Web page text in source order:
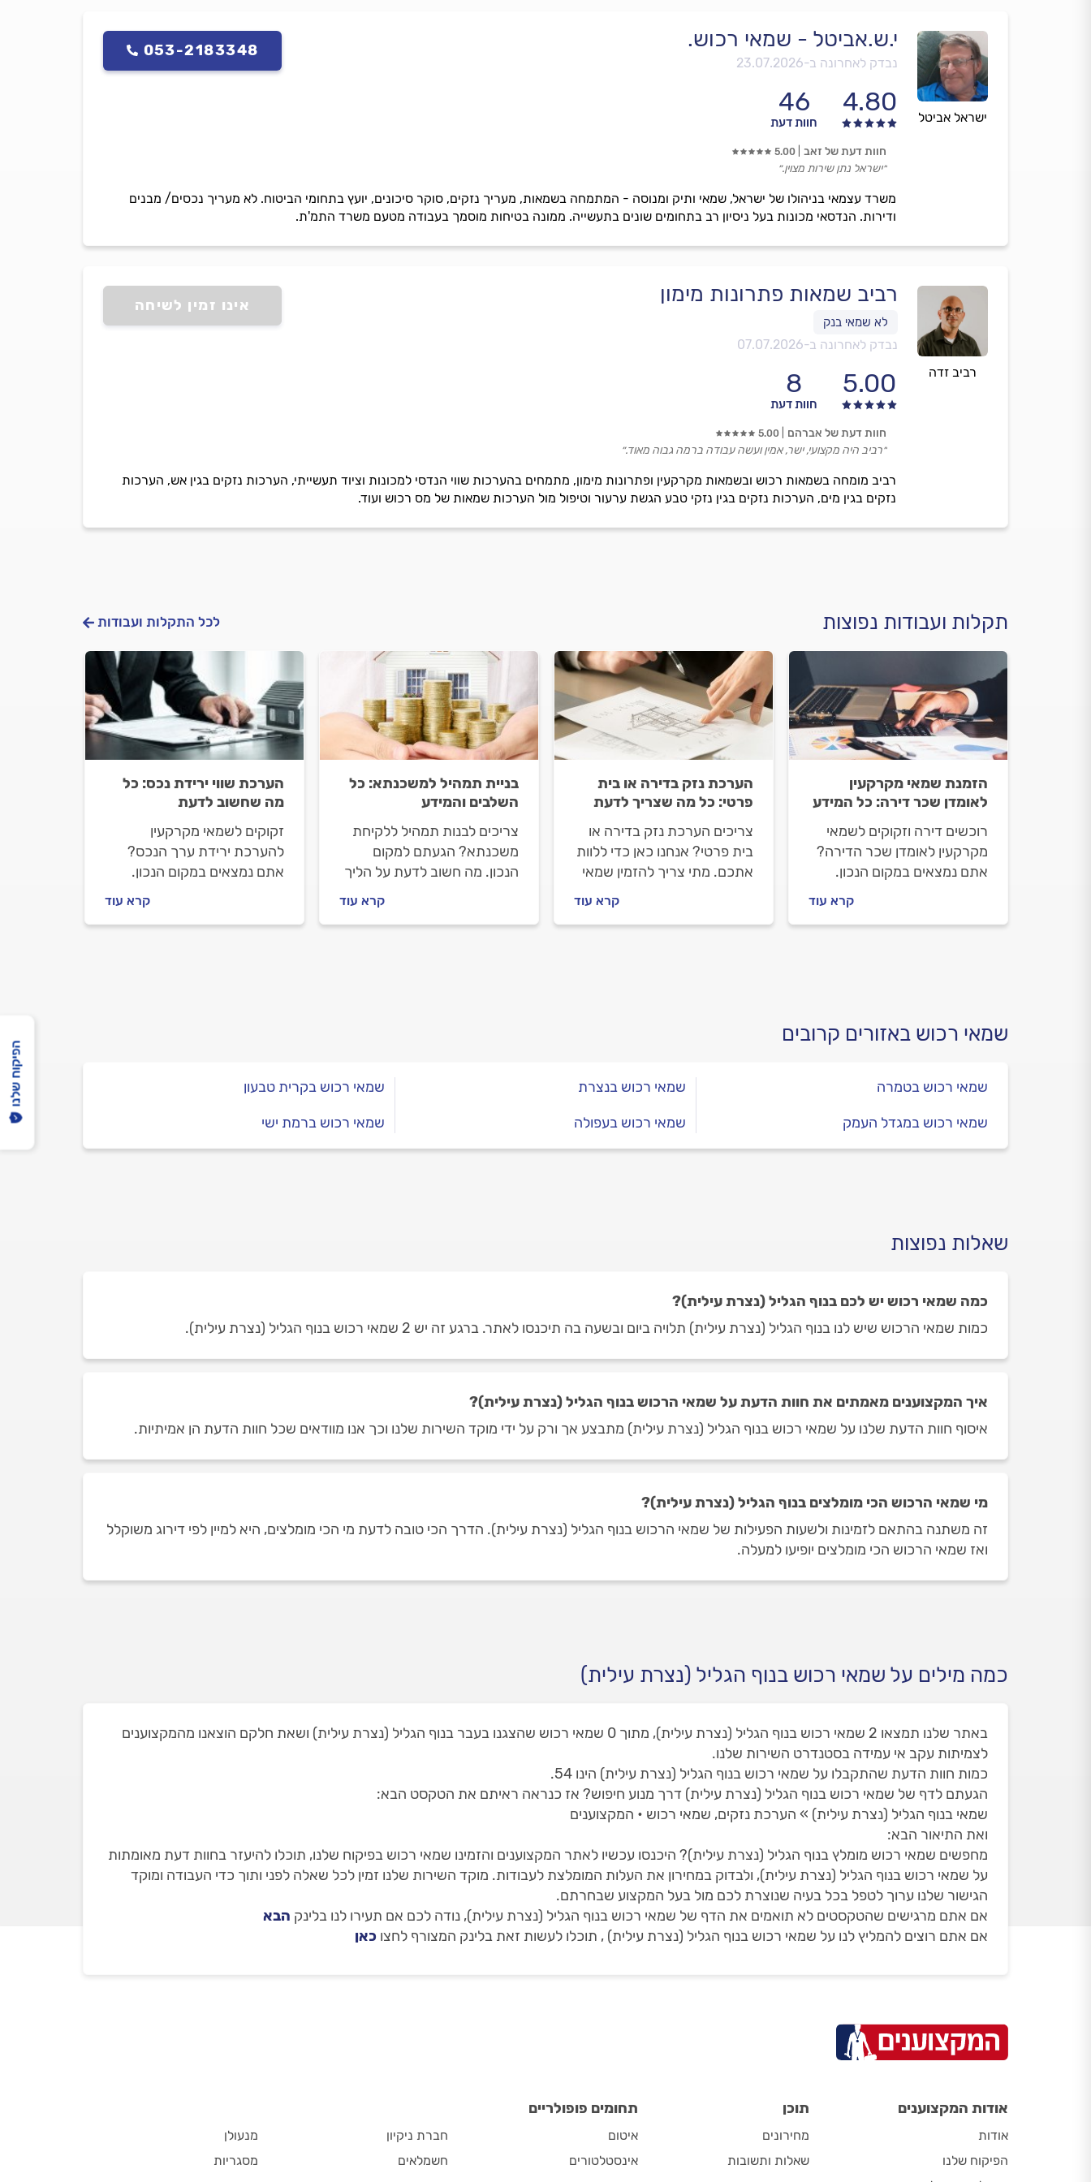
ישראל אביטל
י.ש.אביטל - שמאי רכוש.
נבדק לאחרונה ב-23.07.2026
4.80
46
חוות דעת
053-2183348
משרד עצמאי בניהולו של ישראל, שמאי ותיק ומנוסה - המתמחה בשמאות, מעריך נזקים, סוקר סיכונים, יועץ בתחומי הביטוח. לא מעריך נכסים/ מבנים
ודירות. הנדסאי מכונות בעל ניסיון רב בתחומים שונים בתעשייה. ממונה בטיחות מוסמך בעבודה מטעם משרד התמ'ת.
חוות דעת של זאב 5.00
״ישראל נתן שירות מצוין.״
רביב זדה
רביב שמאות פתרונות מימון
נבדק לאחרונה ב-07.07.2026
5.00
8
חוות דעת
אינו זמין לשיחה
רביב מומחה בשמאות רכוש ובשמאות מקרקעין ופתרונות מימון, מתמחים בהערכות שווי הנדסי למכונות וציוד תעשייתי, הערכות נזקים בגין אש, הערכות
נזקים בגין מים, הערכות נזקים בגין נזקי טבע הגשת ערעור וטיפול מול הערכות שמאות של מס רכוש ועוד.
חוות דעת של אברהם 5.00
״רביב היה מקצועי, ישר, אמין ועשה עבודה ברמה גבוה מאוד.״
תקלות ועבודות נפוצות לכל התקלות ועבודות
הזמנת שמאי מקרקעין
לאומדן שכר דירה: כל המידע
רוכשים דירה וזקוקים לשמאי
מקרקעין לאומדן שכר הדירה?
אתם נמצאים במקום הנכון.
נסביר למה צריך להזמין שמאי
מקרקעין, איך מתנהלים מולו
קרא עוד
הערכת נזק בדירה או בית
פרטי: כל מה שצריך לדעת
צריכים הערכת נזק בדירה או
בית פרטי? אנחנו כאן כדי ללוות
אתכם. מתי צריך להזמין שמאי
תעלה הערכת הנזק? כל
התשובות לפניכם.
קרא עוד
בניית תמהיל למשכנתא: כל
השלבים והמידע
צריכים לבנות תמהיל ללקיחת
משכנתא? הגעתם למקום
הנכון. מה חשוב לדעת על הליך
מתנהלים מול יועץ המשכנתאות
וכמה זה יעלה לכם? כל
קרא עוד
הערכת שווי ירידת נכס: כל
מה שחשוב לדעת
זקוקים לשמאי מקרקעין
להערכת ירידת ערך הנכס?
אתם נמצאים במקום הנכון.
נסביר למה צריך להזמין שמאי
מקרקעין, איך מתנהלים מולו
קרא עוד
שמאי רכוש באזורים קרובים
שמאי רכוש בטמרה
שמאי רכוש במגדל העמק
שמאי רכוש בנצרת
שמאי רכוש בעפולה
שמאי רכוש בקרית טבעון
שמאי רכוש ברמת ישי
שאלות נפוצות
כמה שמאי רכוש יש לכם בנוף הגליל (נצרת עילית)?
כמות שמאי הרכוש שיש לנו בנוף הגליל (נצרת עילית) תלויה ביום ובשעה בה תיכנסו לאתר. ברגע זה יש 2 שמאי רכוש בנוף הגליל (נצרת עילית).
איך המקצוענים מאמתים את חוות הדעת על שמאי הרכוש בנוף הגליל (נצרת עילית)?
איסוף חוות הדעת שלנו על שמאי רכוש בנוף הגליל (נצרת עילית) מתבצע אך ורק על ידי מוקד השירות שלנו וכך אנו מוודאים שכל חוות הדעת הן אמיתיות.
מי שמאי הרכוש הכי מומלצים בנוף הגליל (נצרת עילית)?
זה משתנה בהתאם לזמינות ולשעות הפעילות של שמאי הרכוש בנוף הגליל (נצרת עילית). הדרך הכי טובה לדעת מי הכי מומלצים, היא למיין לפי דירוג משוקלל
ואז שמאי הרכוש הכי מומלצים יופיעו למעלה.
כמה מילים על שמאי רכוש בנוף הגליל (נצרת עילית)
באתר שלנו תמצאו 2 שמאי רכוש בנוף הגליל (נצרת עילית), מתוך 0 שמאי רכוש שהצגנו בעבר בנוף הגליל (נצרת עילית) ושאת חלקם הוצאנו מהמקצוענים
לצמיתות עקב אי עמידה בסטנדרט השירות שלנו.
כמות חוות הדעת שהתקבלו על שמאי רכוש בנוף הגליל (נצרת עילית) הינו 54.
הגעתם לדף של שמאי רכוש בנוף הגליל (נצרת עילית) דרך מנוע חיפוש? אז כנראה ראיתם את הטקסט הבא:
שמאי בנוף הגליל (נצרת עילית) » הערכת נזקים, שמאי רכוש • המקצוענים
ואת התיאור הבא:
מחפשים שמאי רכוש מומלץ בנוף הגליל (נצרת עילית)? היכנסו עכשיו לאתר המקצוענים והזמינו שמאי רכוש בפיקוח שלנו, תוכלו להיעזר בחוות דעת מאומתות
על שמאי רכוש בנוף הגליל (נצרת עילית), ולבדוק במחירון את העלות המומלצת לעבודות. מוקד השירות שלנו זמין לכל שאלה לפני ותוך כדי העבודה ומוקד
הגישור שלנו ערוך לטפל בכל בעיה שנוצרת לכם מול בעל המקצוע שבחרתם.
אם אתם מרגישים שהטקסטים לא תואמים את הדף של שמאי רכוש בנוף הגליל (נצרת עילית), נודה לכם אם תעירו לנו בלינק הבא
אם אתם רוצים להמליץ לנו על שמאי רכוש בנוף הגליל (נצרת עילית) , תוכלו לעשות זאת בלינק המצורף לחצו כאן
הפיקוח שלנו
אודות המקצוענים
אודות
הפיקוח שלנו
תוכן
מחירונים
שאלות ותשובות
תחומים פופולריים
איטום
אינסטלטורים
חברת ניקיון
חשמלאים
מנעולן
מסגריות